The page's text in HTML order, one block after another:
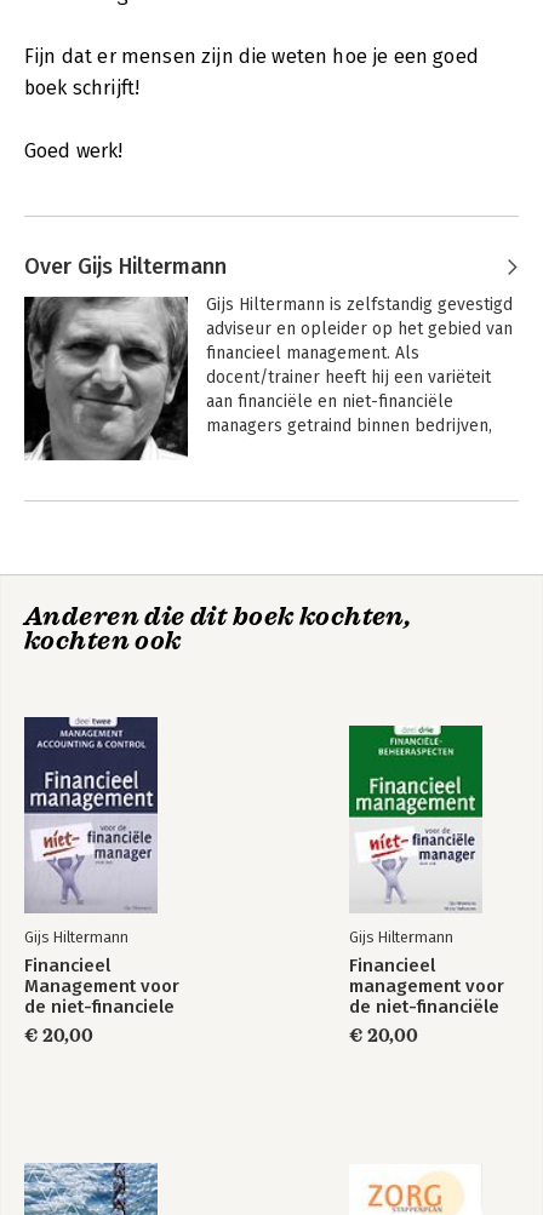
Fijn dat er mensen zijn die weten hoe je een goed
boek schrijft!
Goed werk!
Over Gijs Hiltermann
Gijs Hiltermann is zelfstandig gevestigd
adviseur en opleider op het gebied van
financieel management. Als
docent/trainer heeft hij een variëteit
aan financiële en niet-financiële
managers getraind binnen bedrijven,
universiteiten en hogescholen.
Andere boeken door Gijs
Financieel
management in de
gezondheidszorg
Financieel
Management voor
de niet-financiele
manager,deel 2
Anderen die dit boek kochten,
kochten ook
Gijs Hiltermann
Financieel
Management voor
de niet-financiele
manager,deel 2
€ 20,00
Gijs Hiltermann
Financieel
management voor
de niet-financiële
manager, deel 3:
Financiële
€ 20,00